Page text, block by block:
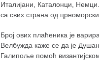
Италијани, Каталонци,
са свих страна од
Број ових плаћеника је
Велбужда каже се да је
Галипоље помоћ